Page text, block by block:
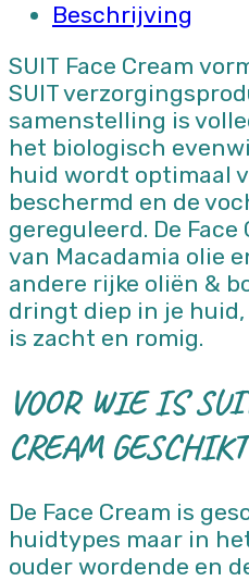
Beschrijving
SUIT Face Cream
SUIT
samenstelling is
het biologisch
huid wordt optimaal
beschermd en de
gereguleerd. De Face
van Macadamia olie
andere rijke oliën &
dringt diep in je
is zacht en romig.
VOOR WIE IS
CREAM
De Face Cream is
huidtypes maar in
ouder wordende en